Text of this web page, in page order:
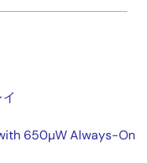
650µW Always-On